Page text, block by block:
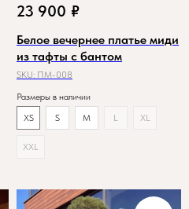
23 900 ₽
Белое вечернее платье миди
из тафты с бантом
SKU: ПМ-008
Размеры в наличии
XS
S M L XL
XXL